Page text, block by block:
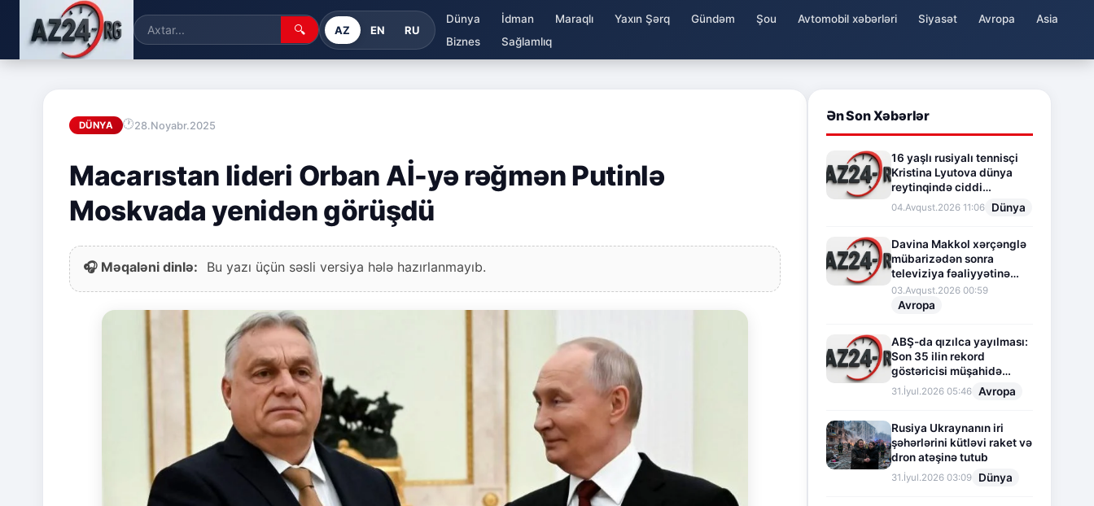
🔍 AZ EN RU
Dünya İdman Maraqlı Yaxın Şərq Gündəm Şou Avtomobil xəbərləri Siyasət Avropa
Asia
Biznes
Sağlamlıq
DÜNYA 28.Noyabr.2025
Macarıstan lideri Orban Aİ-yə rəğmən Putinlə
Moskvada yenidən görüşdü
🎧 Məqaləni dinlə: Bu yazı üçün səsli versiya hələ hazırlanmayıb.
Ən Son Xəbərlər
16 yaşlı rusiyalı tennisçi
Kristina Lyutova dünya
reytinqində ciddi
irəliləyişə imza atdı
04.Avqust.2026 11:06 Dünya
Davina Makkol xərçənglə
mübarizədən sonra
televiziya fəaliyyətinə
fasilə verir
03.Avqust.2026 00:59
Avropa
ABŞ-da qızılca yayılması:
Son 35 ilin rekord
göstəricisi müşahidə
olunur
31.İyul.2026 05:46 Avropa
Rusiya Ukraynanın iri
şəhərlərini kütləvi raket və
dron atəşinə tutub
31.İyul.2026 03:09 Dünya